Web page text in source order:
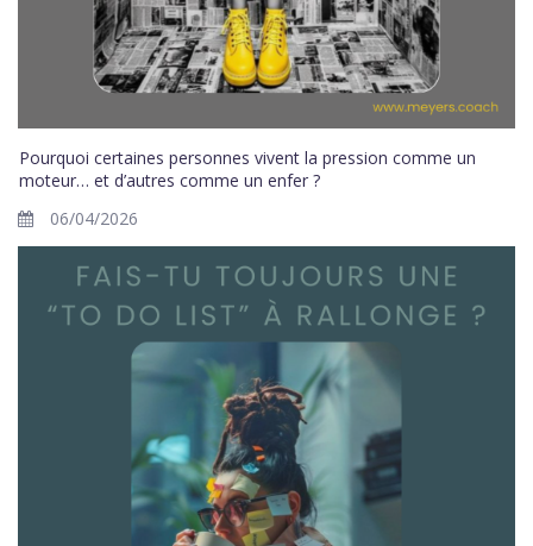
Pourquoi certaines personnes vivent la pression comme un
moteur… et d’autres comme un enfer ?
06/04/2026